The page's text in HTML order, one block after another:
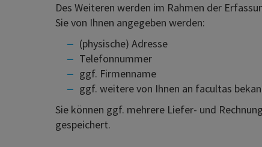
Des Weiteren werden im Rahmen der
Sie von Ihnen angegeben werden:
(physische) Adresse
Telefonnummer
ggf. Firmenname
ggf. weitere von Ihnen an facultas
Sie können ggf. mehrere Liefer- und
gespeichert.